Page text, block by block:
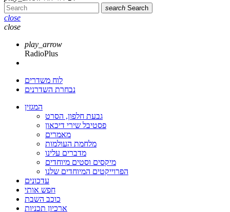
search Search
close
close
play_arrow
RadioPlus
לוח משדרים
נבחרת השדרנים
המגזין
גבעת חלפון, הסרט
פסטיבל שירי דיכאון
מאמרים
מלחמת העולמות
מדברים עלינו
מיקסים וסטים מיוחדים
הפרוייקטים המיוחדים שלנו
עדכונים
חפש אותי
כוכב השבת
ארכיון תכניות